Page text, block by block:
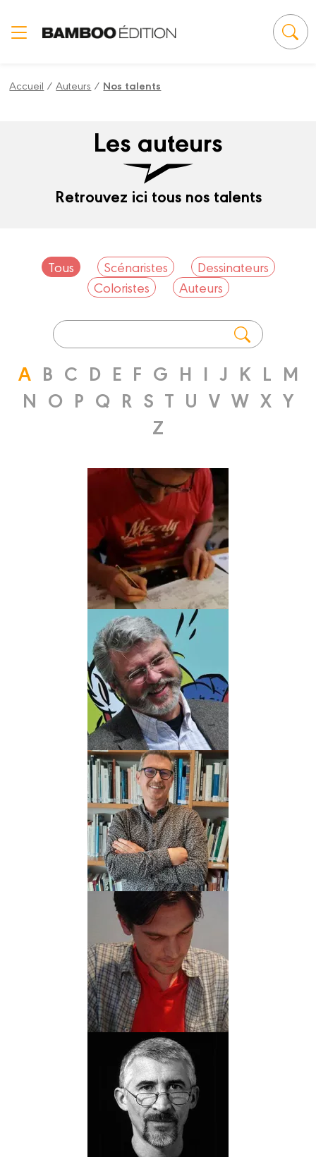
Accueil /Auteurs / Nos talents
Les auteurs
Retrouvez ici tous nos talents
Tous Scénaristes
Dessinateurs
Coloristes
Auteurs
A B C D E F G H I J K L M
N O P Q R S T U V W X Y
Z
Scénariste
GEORGES
ABOLIN
Biographie
Albums
Dessinateur
Scénariste
ACHDÉ
Biographie
Albums
Scénariste
ALKÉO
Biographie
Albums
Coloriste
Dessinateur
Scénariste
ALEXANDRE
AMOURIQ
Biographie
Albums
Dessinateur
Scénariste
ANDRÉ
AMOURIQ
Biographie
Albums